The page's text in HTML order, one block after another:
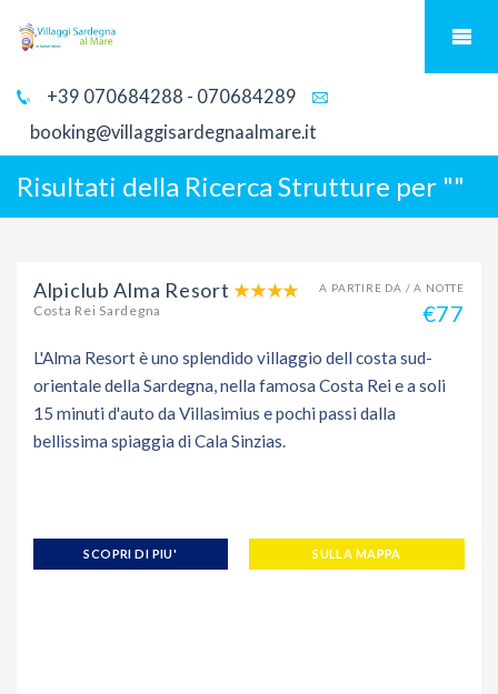
+39 070684288 - 070684289
booking@villaggisardegnaalmare.it
Risultati della Ricerca Strutture per ""
A PARTIRE DA / A NOTTE
€77
Alpiclub Alma Resort
Costa Rei Sardegna
L'Alma Resort è uno splendido villaggio dell costa sud-
orientale della Sardegna, nella famosa Costa Rei e a soli
15 minuti d'auto da Villasimius e pochi passi dalla
bellissima spiaggia di Cala Sinzias.
SCOPRI DI PIU' SULLA MAPPA